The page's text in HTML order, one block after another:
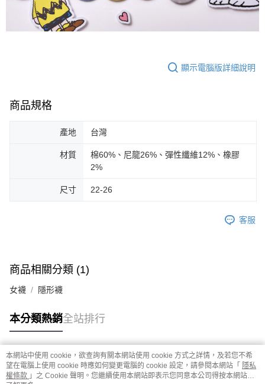
顯示電腦版詳細說明
商品規格
產地 台灣
材質
棉60%、尼龍26%、彈性纖維12%、橡膠
2%
尺寸 22-26
客服
商品相關分類 (1)
女襪 隱形襪
本分類熱銷全站排行
熱門標籤
本網站中使用 cookie，欲查詢有關本網站使用 cookie 方式之詳情，及若您不希
望在電腦上使用 cookie 時應如何變更電腦的 cookie 設定，請參閱本網站「 隱私
權條款 」之 Cookie 聲明。您繼續使用本網站即表示您同意本公司得按本網站使